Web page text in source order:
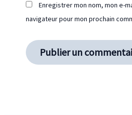
Enregistrer mon nom, mon e-
navigateur pour mon prochain